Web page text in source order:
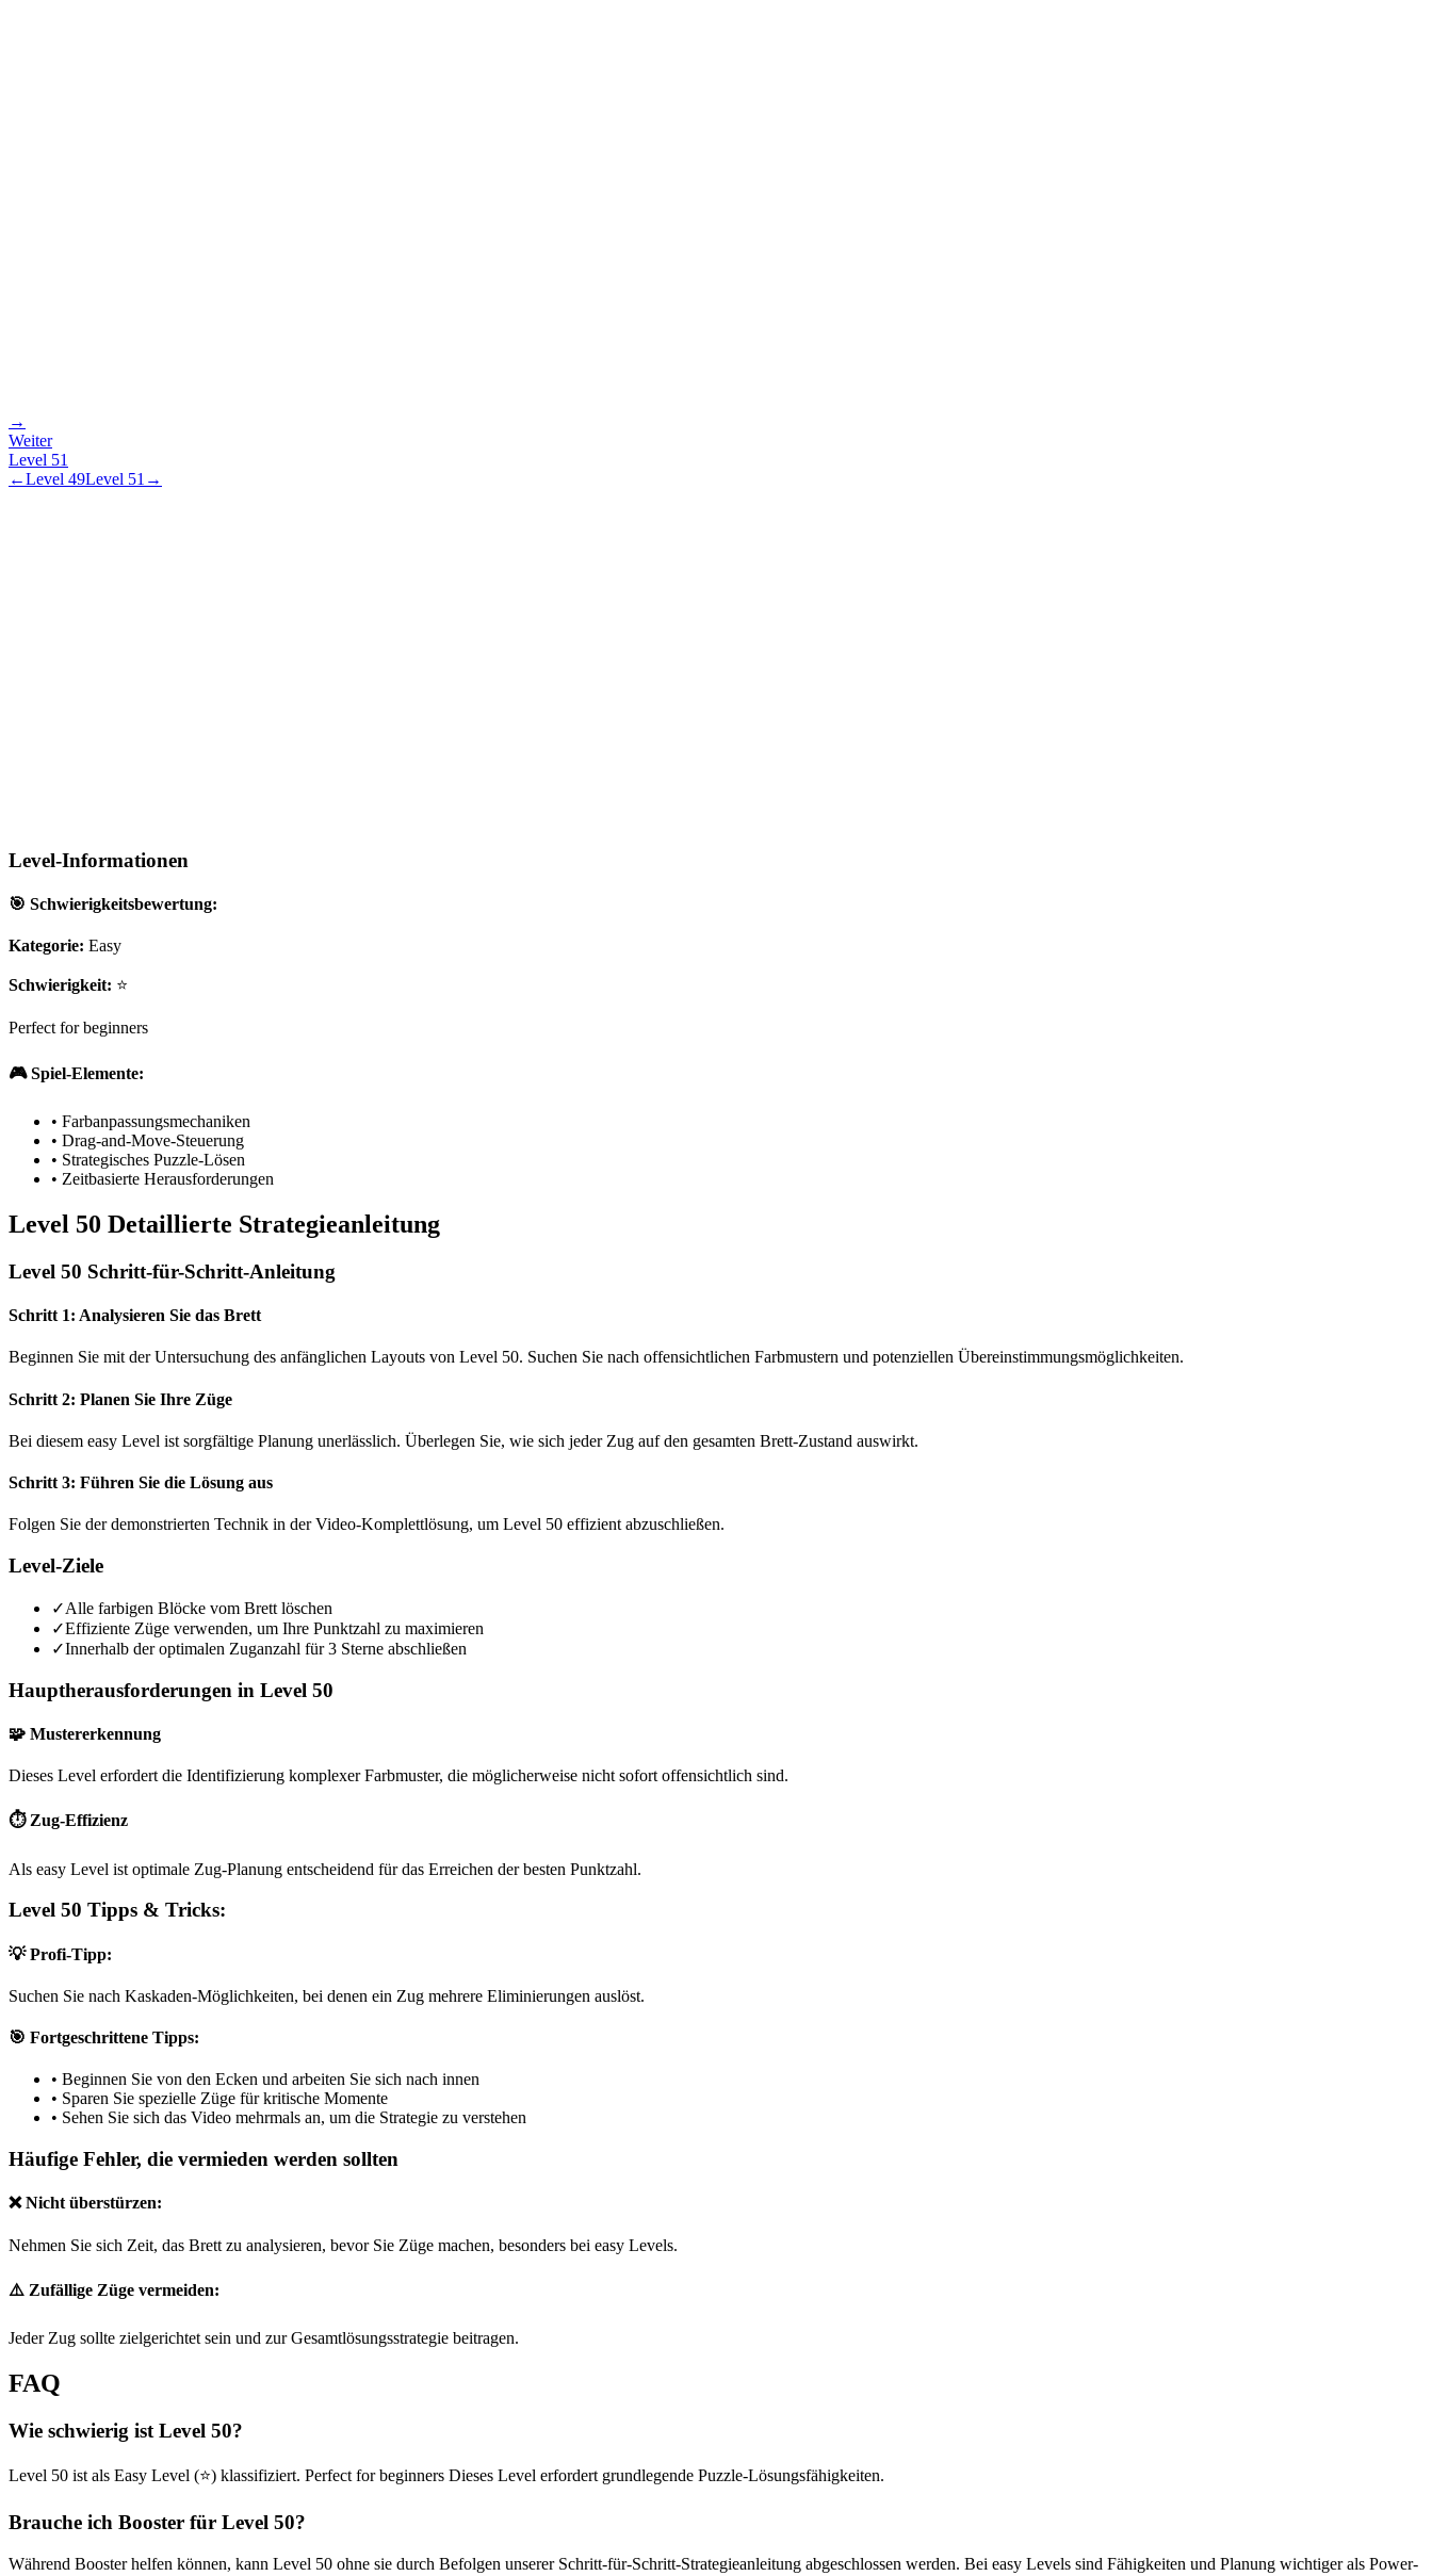
→
Weiter
Level 51
←Level 49Level 51 →
Level-Informationen
🎯 Schwierigkeitsbewertung:
Kategorie: Easy
Schwierigkeit: ⭐
Perfect for beginners
🎮 Spiel-Elemente:
• Farbanpassungsmechaniken
• Drag-and-Move-Steuerung
• Strategisches Puzzle-Lösen
• Zeitbasierte Herausforderungen
Level 50 Detaillierte Strategieanleitung
Level 50 Schritt-für-Schritt-Anleitung
Schritt 1: Analysieren Sie das Brett
Beginnen Sie mit der Untersuchung des anfänglichen Layouts von Level 50. Suchen Sie nach offensichtlichen Farbmustern und potenziellen Übereinstimmungsmöglichkeiten.
Schritt 2: Planen Sie Ihre Züge
Bei diesem easy Level ist sorgfältige Planung unerlässlich. Überlegen Sie, wie sich jeder Zug auf den gesamten Brett-Zustand auswirkt.
Schritt 3: Führen Sie die Lösung aus
Folgen Sie der demonstrierten Technik in der Video-Komplettlösung, um Level 50 effizient abzuschließen.
Level-Ziele
✓Alle farbigen Blöcke vom Brett löschen
✓Effiziente Züge verwenden, um Ihre Punktzahl zu maximieren
✓Innerhalb der optimalen Zuganzahl für 3 Sterne abschließen
Hauptherausforderungen in Level 50
🧩 Mustererkennung
Dieses Level erfordert die Identifizierung komplexer Farbmuster, die möglicherweise nicht sofort offensichtlich sind.
⏱️ Zug-Effizienz
Als easy Level ist optimale Zug-Planung entscheidend für das Erreichen der besten Punktzahl.
Level 50 Tipps & Tricks:
💡 Profi-Tipp:
Suchen Sie nach Kaskaden-Möglichkeiten, bei denen ein Zug mehrere Eliminierungen auslöst.
🎯 Fortgeschrittene Tipps:
• Beginnen Sie von den Ecken und arbeiten Sie sich nach innen
• Sparen Sie spezielle Züge für kritische Momente
• Sehen Sie sich das Video mehrmals an, um die Strategie zu verstehen
Häufige Fehler, die vermieden werden sollten
❌ Nicht überstürzen:
Nehmen Sie sich Zeit, das Brett zu analysieren, bevor Sie Züge machen, besonders bei easy Levels.
⚠️ Zufällige Züge vermeiden:
Jeder Zug sollte zielgerichtet sein und zur Gesamtlösungsstrategie beitragen.
FAQ
Wie schwierig ist Level 50?
Level 50 ist als Easy Level (⭐) klassifiziert. Perfect for beginners Dieses Level erfordert grundlegende Puzzle-Lösungsfähigkeiten.
Brauche ich Booster für Level 50?
Während Booster helfen können, kann Level 50 ohne sie durch Befolgen unserer Schritt-für-Schritt-Strategieanleitung abgeschlossen werden. Bei easy Levels sind Fähigkeiten und Planung wichtiger als Power-